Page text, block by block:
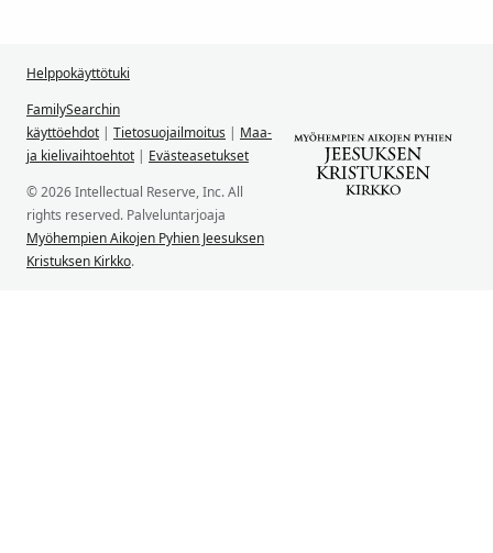
Helppokäyttötuki
FamilySearchin
käyttöehdot | Tietosuojailmoitus | Maa-
ja kielivaihtoehtot | Evästeasetukset
© 2026 Intellectual Reserve, Inc. All
rights reserved. Palveluntarjoaja
Myöhempien Aikojen Pyhien Jeesuksen
Kristuksen Kirkko.